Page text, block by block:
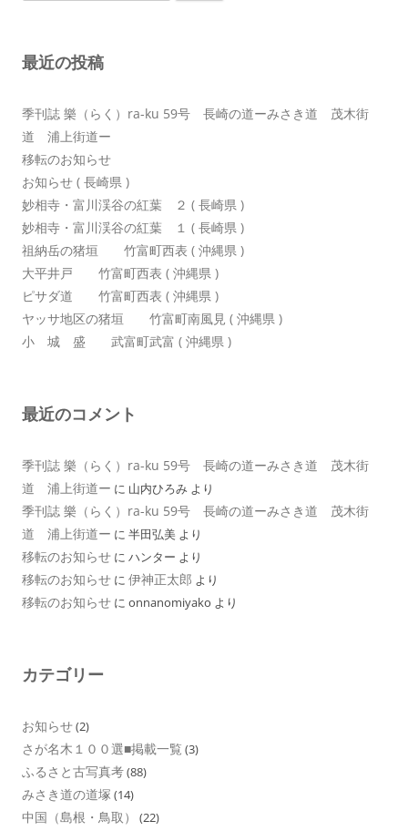
ョ
最近の投稿
季刊誌 樂（らく）ra-ku 59号 長崎の道ーみさき道 茂木街
道 浦上街道ー
移転のお知らせ
お知らせ ( 長崎県 )
妙相寺・富川渓谷の紅葉 ２ ( 長崎県 )
妙相寺・富川渓谷の紅葉 １ ( 長崎県 )
祖納岳の猪垣 竹富町西表 ( 沖縄県 )
大平井戸 竹富町西表 ( 沖縄県 )
ピサダ道 竹富町西表 ( 沖縄県 )
ヤッサ地区の猪垣 竹富町南風見 ( 沖縄県 )
小 城 盛 武富町武富 ( 沖縄県 )
最近のコメント
季刊誌 樂（らく）ra-ku 59号 長崎の道ーみさき道 茂木街
道 浦上街道ー に 山内ひろみ より
季刊誌 樂（らく）ra-ku 59号 長崎の道ーみさき道 茂木街
道 浦上街道ー に 半田弘美 より
移転のお知らせ に ハンター より
移転のお知らせ に 伊神正太郎 より
移転のお知らせ に onnanomiyako より
カテゴリー
お知らせ(2)
さが名木１００選■掲載一覧 (3)
ふるさと古写真考(88)
みさき道の道塚 (14)
中国（島根・鳥取） (22)